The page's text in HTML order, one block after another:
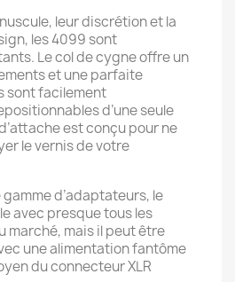
leur discrétion et la
les 4099 sont
Le col de cygne offre un
et une parfaite
sont facilement
d’une seule
est conçu pour ne
le vernis de votre
d’adaptateurs, le
avec presque tous les
marché, mais il peut être
une alimentation fantôme
du connecteur XLR